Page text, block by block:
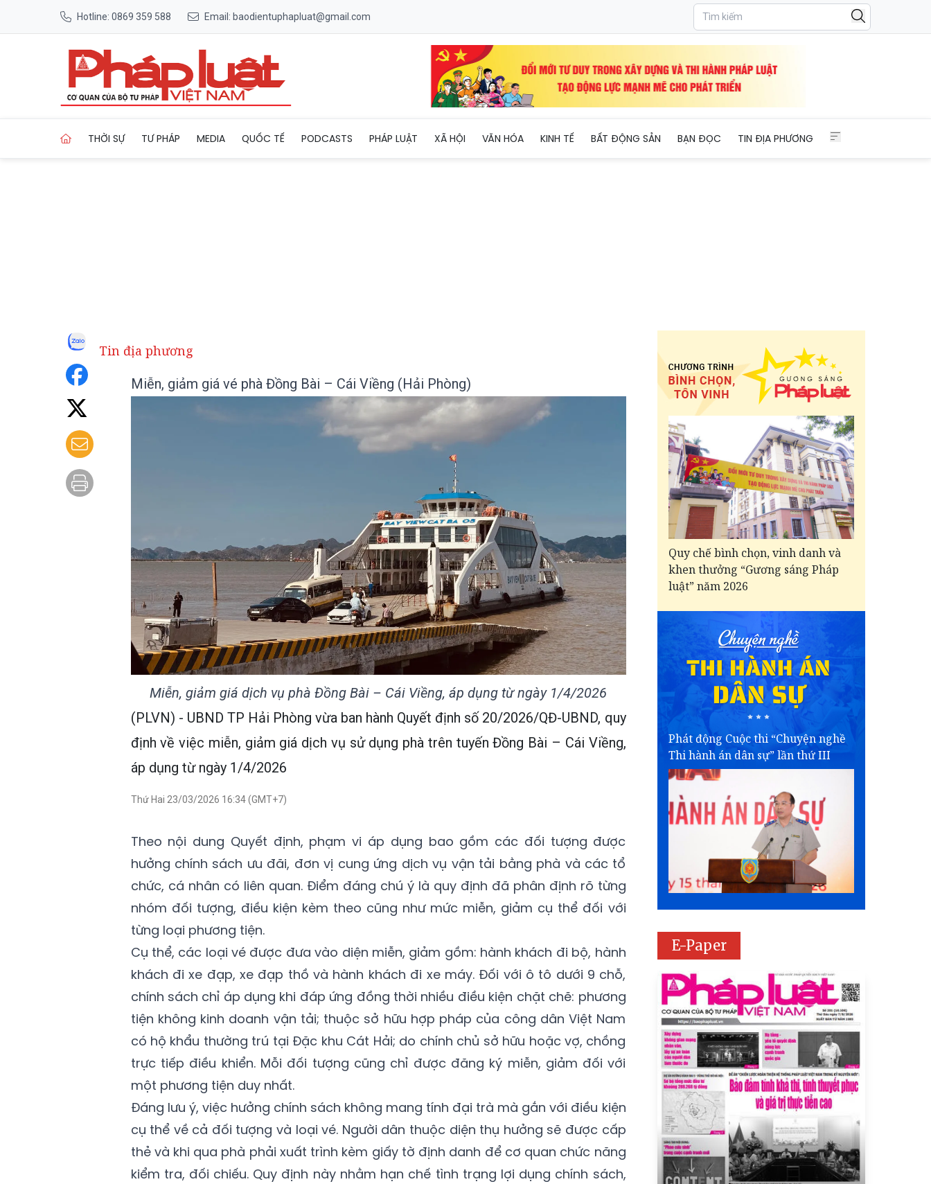
Hotline: 0869 359 588 Email: baodientuphapluat@gmail.com
THỜI SỰ TƯ PHÁP MEDIA QUỐC TẾ PODCASTS PHÁP LUẬT XÃ HỘI VĂN HÓA KINH TẾ BẤT ĐỘNG SẢN BẠN ĐỌC TIN ĐỊA PHƯƠNG
Tin địa phương
Miễn, giảm giá vé phà Đồng Bài – Cái Viềng (Hải Phòng)
Miễn, giảm giá dịch vụ phà Đồng Bài – Cái Viềng, áp dụng từ ngày 1/4/2026
(PLVN) - UBND TP Hải Phòng vừa ban hành Quyết định số 20/2026/QĐ-UBND, quy
định về việc miễn, giảm giá dịch vụ sử dụng phà trên tuyến Đồng Bài – Cái Viềng,
áp dụng từ ngày 1/4/2026
Thứ Hai 23/03/2026 16:34 (GMT+7)
Theo nội dung Quyết định, phạm vi áp dụng bao gồm các đối tượng được
hưởng chính sách ưu đãi, đơn vị cung ứng dịch vụ vận tải bằng phà và các tổ
chức, cá nhân có liên quan. Điểm đáng chú ý là quy định đã phân định rõ từng
nhóm đối tượng, điều kiện kèm theo cũng như mức miễn, giảm cụ thể đối với
từng loại phương tiện.
Cụ thể, các loại vé được đưa vào diện miễn, giảm gồm: hành khách đi bộ, hành
khách đi xe đạp, xe đạp thồ và hành khách đi xe máy. Đối với ô tô dưới 9 chỗ,
chính sách chỉ áp dụng khi đáp ứng đồng thời nhiều điều kiện chặt chẽ: phương
tiện không kinh doanh vận tải; thuộc sở hữu hợp pháp của công dân Việt Nam
có hộ khẩu thường trú tại Đặc khu Cát Hải; do chính chủ sở hữu hoặc vợ, chồng
trực tiếp điều khiển. Mỗi đối tượng cũng chỉ được đăng ký miễn, giảm đối với
một phương tiện duy nhất.
Đáng lưu ý, việc hưởng chính sách không mang tính đại trà mà gắn với điều kiện
cụ thể về cả đối tượng và loại vé. Người dân thuộc diện thụ hưởng sẽ được cấp
thẻ và khi qua phà phải xuất trình kèm giấy tờ định danh để cơ quan chức năng
kiểm tra, đối chiếu. Quy định này nhằm hạn chế tình trạng lợi dụng chính sách,
Quy chế bình chọn, vinh danh và
khen thưởng “Gương sáng Pháp
luật” năm 2026
Phát động Cuộc thi “Chuyện nghề
Thi hành án dân sự” lần thứ III
E-Paper